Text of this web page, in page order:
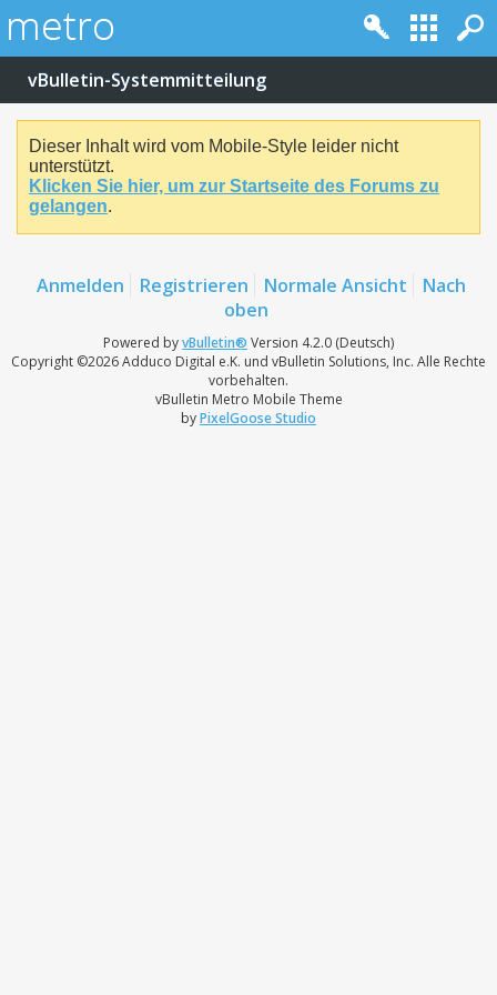
vBulletin-Systemmitteilung
Dieser Inhalt wird vom Mobile-Style leider nicht
unterstützt.
Klicken Sie hier, um zur Startseite des Forums zu
gelangen.
Anmelden Registrieren Normale Ansicht
Nach
oben
Powered byvBulletin® Version 4.2.0 (Deutsch)
Copyright ©2026 Adduco Digital e.K. und vBulletin Solutions, Inc. Alle Rechte
vorbehalten.
vBulletin Metro Mobile Theme
byPixelGoose Studio